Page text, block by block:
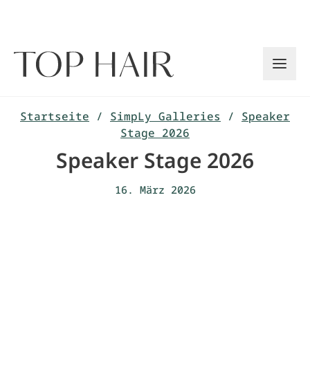
Startseite / SimpLy Galleries / Speaker
Stage 2026
Speaker Stage 2026
16. März 2026